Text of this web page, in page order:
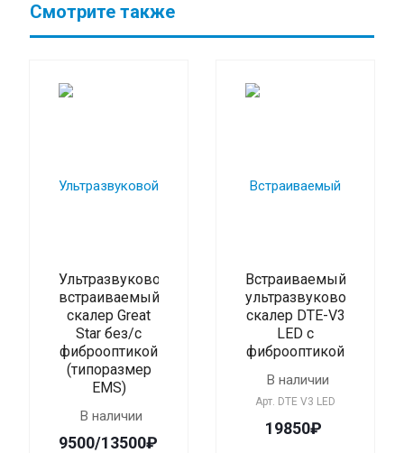
Смотрите также
Ультразвуковой
встраиваемый
скалер Great
Star без/с
фиброоптикой
(типоразмер
EMS)
В наличии
9500/13500₽
Встраиваемый
ультразвуковой
скалер DTE-V3
LED с
фиброоптикой
В наличии
Арт. DTE V3 LED
19850₽